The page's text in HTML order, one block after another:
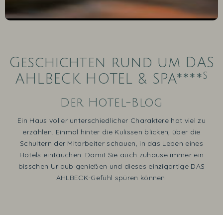
Geschichten rund um DAS
AHLBECK HOTEL & SPA****s
Der Hotel-Blog
Ein Haus voller unterschiedlicher Charaktere hat viel zu
erzählen. Einmal hinter die Kulissen blicken, über die
Schultern der Mitarbeiter schauen, in das Leben eines
Hotels eintauchen: Damit Sie auch zuhause immer ein
bisschen Urlaub genießen und dieses einzigartige DAS
AHLBECK-Gefühl spüren können.